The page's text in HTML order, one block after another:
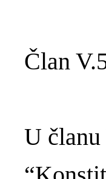
Član
U članu